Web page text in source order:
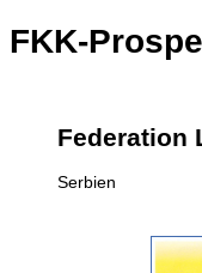
FKK-
Federation
Serbien